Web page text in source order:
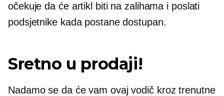
očekuje da će artikl biti na zalihama i poslati
podsjetnike kada postane dostupan.
Sretno u prodaji!
Nadamo se da će vam ovaj vodič kroz trenutne